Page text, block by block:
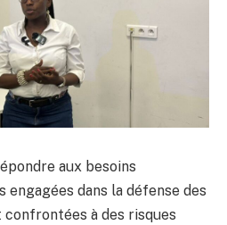
aux besoins
engagées dans la défense des
à des risques